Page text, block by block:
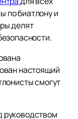
по биатлону и
делят
настоящий
смогут
руководством